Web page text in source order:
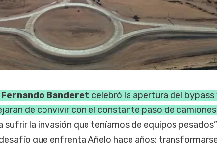
Fernando Banderet celebró la apertura del bypass
de convivir con el constante paso de
sufrir la invasión que teníamos de equipos
que enfrenta Añelo hace años: